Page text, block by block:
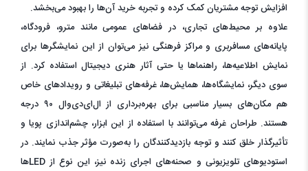
افزایش توجه مشتریان کمک کرده و تجربه خرید آن‌ها را بهبود می‌بخشد.
علاوه بر محیط‌های تجاری، در فضاهای عمومی مانند مترو، فرودگاه،
پایانه‌های مسافربری و مراکز فرهنگی نیز می‌توان از این نمایشگرها برای
نمایش اطلاعیه‌ها، راهنماها یا حتی آثار هنری دیجیتال استفاده کرد. از
سوی دیگر، نمایشگاه‌ها، همایش‌ها، غرفه‌های تبلیغاتی و رویدادهای خاص
هم مکان‌های بسیار مناسبی برای بهره‌برداری از ال‌ای‌دی‌وال ۹۰ درجه
هستند. طراحان غرفه می‌توانند با استفاده از این ابزار، چشم‌اندازی پویا و
تأثیرگذار خلق کنند و توجه بازدیدکنندگان را به‌صورت مؤثر جذب نمایند. در
استودیوهای تلویزیونی و صحنه‌های اجرای زنده نیز، این نوع از LEDها